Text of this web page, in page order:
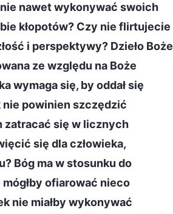
nawet wykonywać swoich
kłopotów? Czy nie flirtujecie
i perspektywy? Dzieło Boże
ze względu na Boże
wymaga się, by oddał się
nie powinien szczędzić
zatracać się w licznych
się dla człowieka,
Bóg ma w stosunku do
ofiarować nieco
nie miałby wykonywać